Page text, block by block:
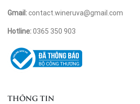
Gmail:contact.wineruva@gmail.com
Hotline:0365 350 903
THÔNG TIN